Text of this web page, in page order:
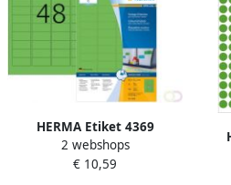
HERMA Etiket 4369
45.7x21.2mm verwijderbaar
groen 960 etiketten
2 webshops
€ 10,59